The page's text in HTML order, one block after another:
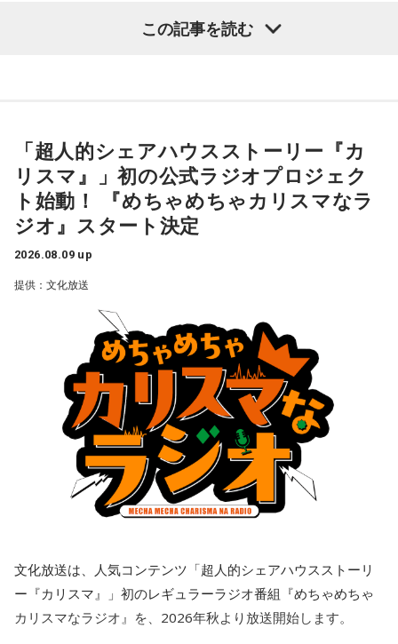
の発信を進めています」と説明します。
それとあわせて「6つの種」と呼ぶサブメッセージも発表され
ています。平野さんは、その1つとして『主語は「日本」対象
は「国民」日本まるごと、自分ごと』を紹介し、「国家公務
員の仕事は100兆円を超える国家予算のもとに、未来に向け
て一手を打つ、そんなスケールの大きな仕事です。目立つ仕
『国民のためを真剣に考える』『国民全員が対象の範囲であ
る』。そんな“静かな熱”を持って働いている人が多いです。こ
のサブメッセージには、そうした思いが込められていると思
っています」と語ります。
そして、最後に国家公務員の仕事について、「誰かの日常を
守ることでもあり、日本の未来に種をまく、非常にスケール
の大きなことでもあります。目立たなくても、時間がかかっ
ても、その先に“暮らし”がある。だからこそ、大きなやりがい
があります。『国のミライをつくる、唯一無二の挑戦があ
る』という言葉の意味を、今回のお話から少しでも感じてい
ただけたらうれしいです」と話していました。
務員の魅力」について復習。2人が特に注目した点をピックア
ップして発表します。まず、杉浦は府省横断チームのブラン
ドメッセージでもある“国のミライをつくる、唯一無二の挑戦
がある”をスケッチブックに書きました。一方、松井はそのサ
です！」と断言。江原もこれに100％同意しました。
奥迫：良かったです。私もそう思います。
江原：ねえ。そんな男を見抜けなかった自分を恥じるべき。
それでいて仰るように、結婚される彼女も気の毒ですね。
嫌ですね。
が）いると思う。
奥迫：なるほど！
江原：うん。もう、色んなところを物色して、（49歳）にも
なって何かチャラチャラと「俺様はモテるな～」なんて（勘
違いしているのでしょう）。アホな高校教師ですわ。社会性
がないのね、こういう人ってね。だけど、こんな男と結婚し
なくて良かったじゃない。
奥迫：良かったですよ！ もう、それを糧にして前を向いて。
感じで。カツ丼の二杯でも食べて。
奥迫：カツ丼（笑）！ 良いですね！
私はある男性と4年前に職場で出会いました。男性は私の1つ
上で、高校教師です。とてもひょうきんな方で、話している
と楽しくて、すぐに仲良くなりました。ただ、男女関係はな
く、3年半以上、毎日LINEをしたり、仕事後にご飯に行った
り、海に行ったり、お花見をしたり、蛍を見に行ったりと、
楽しい時間を過ごしていました。
男性との繋がりが日常になっていた今年の3月末に、男性から
朝イチに職場で話を聞くと、彼は20年近く交際している彼女
がいて、入籍すると言われました。突然すぎてビックリし
て、その場はおめでとうございますと伝えましたが、時間が
経つにつれ、喪失感や絶望感、彼からの裏切りのような気持
ちがわきあがり、仕事中に男性を呼び出し、私や彼女に不誠
実ではないかと責めました。今後、プライベートな話はしな
いと告げ、今は仕事上の話しかしておらず、職場の雰囲気は
悪くなり、お互い、居心地が悪くなっています。
私は仕事上でも、プライベートでも、その男性を信頼してい
て、また、日常のLINEでも、男性は独身生活をアピールする
を向けば良いか、そして、このまま暗い雰囲気のまま仕事を
すべきか、悩んでいます。アドバイスをいただきたいです。
＜江原からの回答＞
この記事を読む
「超人的シェアハウスストーリー『カ
リスマ』」初の公式ラジオプロジェク
ト始動！ 『めちゃめちゃカリスマなラ
ジオ』スタート決定
2026.08.09 up
提供：文化放送
文化放送は、人気コンテンツ「超人的シェアハウスストーリ
ー『カリスマ』」初のレギュラーラジオ番組『めちゃめちゃ
カリスマなラジオ』を、2026年秋より放送開始します。